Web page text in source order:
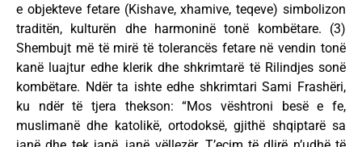
e objekteve fetare (Kishave, xhamive, teqeve) simbolizon
traditën, kulturën dhe harmoninë tonë kombëtare. (3)
Shembujt më të mirë të tolerancës fetare në vendin tonë
kanë luajtur edhe klerik dhe shkrimtarë të Rilindjes sonë
kombëtare. Ndër ta ishte edhe shkrimtari Sami Frashëri,
ku ndër të tjera thekson: “Mos vështroni besë e fe,
muslimanë dhe katolikë, ortodoksë, gjithë shqiptarë sa